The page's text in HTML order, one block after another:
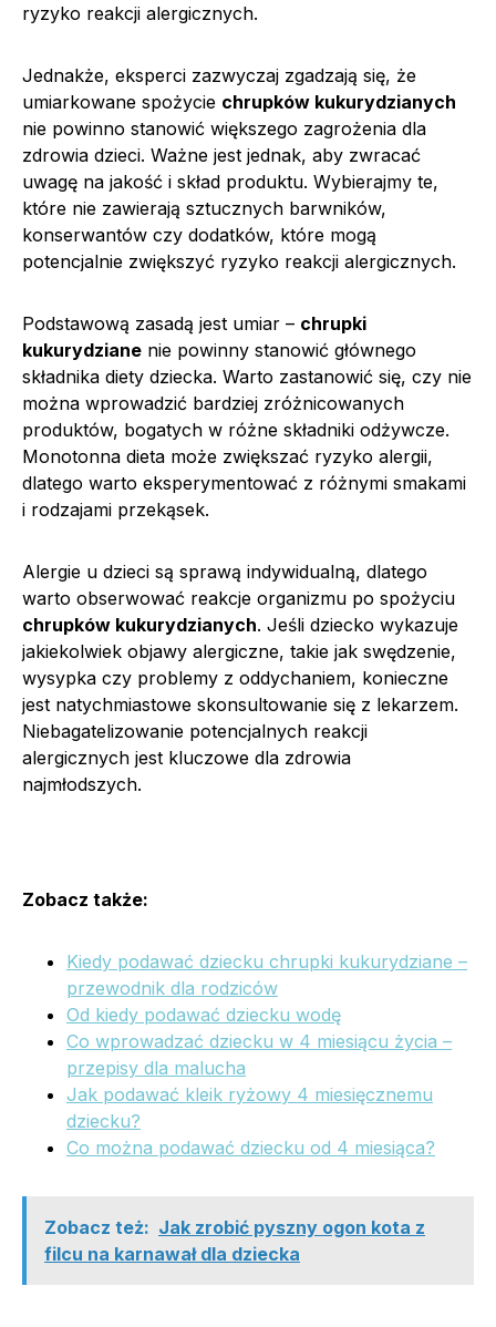
ryzyko reakcji alergicznych.
Jednakże, eksperci zazwyczaj zgadzają się, że
umiarkowane spożycie chrupków kukurydzianych
nie powinno stanowić większego zagrożenia dla
zdrowia dzieci. Ważne jest jednak, aby zwracać
uwagę na jakość i skład produktu. Wybierajmy te,
które nie zawierają sztucznych barwników,
konserwantów czy dodatków, które mogą
potencjalnie zwiększyć ryzyko reakcji alergicznych.
Podstawową zasadą jest umiar – chrupki
kukurydziane nie powinny stanowić głównego
składnika diety dziecka. Warto zastanowić się, czy nie
można wprowadzić bardziej zróżnicowanych
produktów, bogatych w różne składniki odżywcze.
Monotonna dieta może zwiększać ryzyko alergii,
dlatego warto eksperymentować z różnymi smakami
i rodzajami przekąsek.
Alergie u dzieci są sprawą indywidualną, dlatego
warto obserwować reakcje organizmu po spożyciu
chrupków kukurydzianych. Jeśli dziecko wykazuje
jakiekolwiek objawy alergiczne, takie jak swędzenie,
wysypka czy problemy z oddychaniem, konieczne
jest natychmiastowe skonsultowanie się z lekarzem.
Niebagatelizowanie potencjalnych reakcji
alergicznych jest kluczowe dla zdrowia
najmłodszych.
Zobacz także:
Kiedy podawać dziecku chrupki kukurydziane –
przewodnik dla rodziców
Od kiedy podawać dziecku wodę
Co wprowadzać dziecku w 4 miesiącu życia –
przepisy dla malucha
Jak podawać kleik ryżowy 4 miesięcznemu
dziecku?
Co można podawać dziecku od 4 miesiąca?
Zobacz też: Jak zrobić pyszny ogon kota z
filcu na karnawał dla dziecka